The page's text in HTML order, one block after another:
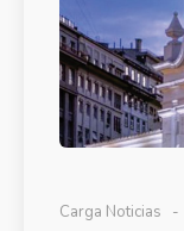
Carga Noticias